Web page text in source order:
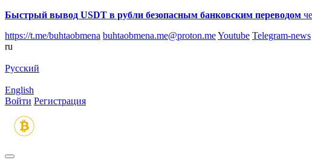
Быстрый вывод USDT в рубли безопасным банковским переводом
https://t.me/buhtaobmena buhtaobmena.me@proton.meYoutube Telegram-news
ru
Русский
English
Войти Регистрация